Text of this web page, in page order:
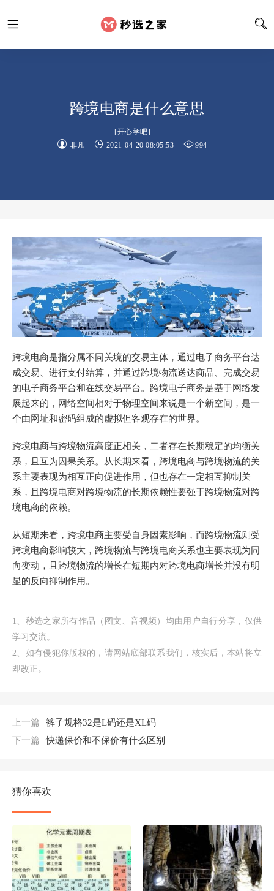
跨境电商是什么意思
[开心学吧]
非凡
2021-04-20 08:05:53 994
跨境电商是指分属不同关境的交易主体，通过电子商务平台达
成交易、进行支付结算，并通过跨境物流送达商品、完成交易
的电子商务平台和在线交易平台。跨境电子商务是基于网络发
展起来的，网络空间相对于物理空间来说是一个新空间，是一
个由网址和密码组成的虚拟但客观存在的世界。
跨境电商与跨境物流高度正相关，二者存在长期稳定的均衡关
系，且互为因果关系。从长期来看，跨境电商与跨境物流的关
系主要表现为相互正向促进作用，但也存在一定相互抑制关
系，且跨境电商对跨境物流的长期依赖性要强于跨境物流对跨
境电商的依赖。
从短期来看，跨境电商主要受自身因素影响，而跨境物流则受
跨境电商影响较大，跨境物流与跨境电商关系也主要表现为同
向变动，且跨境物流的增长在短期内对跨境电商增长并没有明
显的反向抑制作用。
1、秒选之家所有作品（图文、音视频）均由用户自行分享，仅供
学习交流。
2、如有侵犯你版权的，请网站底部联系我们，核实后，本站将立
即改正。
上一篇
裤子规格32是L码还是XL码
下一篇
快递保价和不保价有什么区别
猜你喜欢